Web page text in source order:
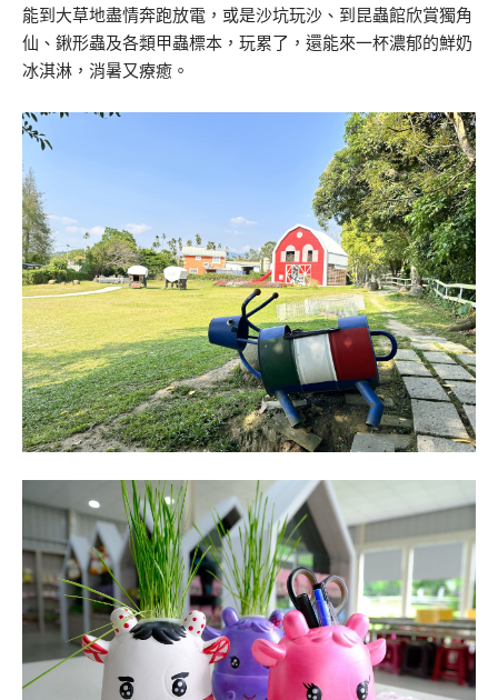
能到大草地盡情奔跑放電，或是沙坑玩沙、到昆蟲館欣賞獨角
仙、鍬形蟲及各類甲蟲標本，玩累了，還能來一杯濃郁的鮮奶
冰淇淋，消暑又療癒。